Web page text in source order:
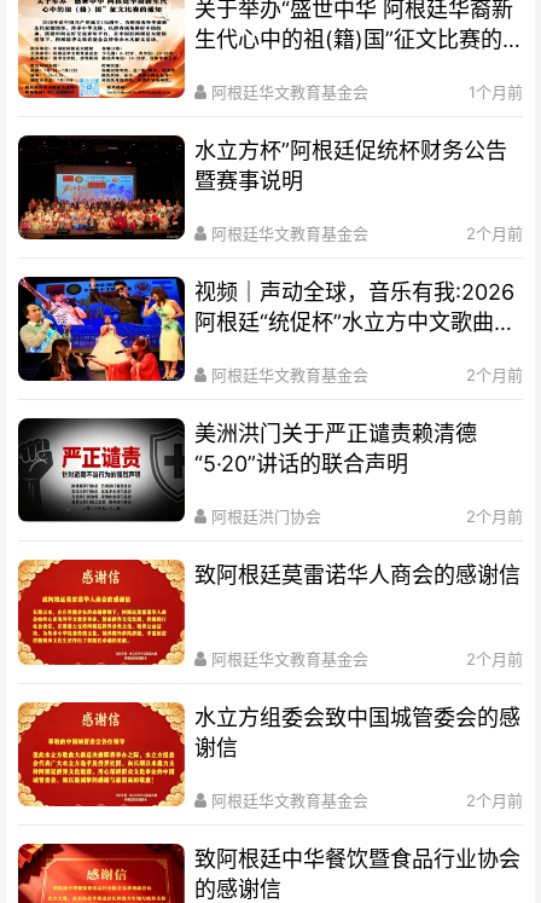
关于举办“盛世中华 阿根廷华裔新
生代心中的祖(籍)国”征文比赛的
阿根廷华文教育基金会 1个月前
水立方杯”阿根廷促统杯财务公告
暨赛事说明
阿根廷华文教育基金会 2个月前
视频｜声动全球，音乐有我:2026
阿根廷“统促杯”水立方中文歌曲大
阿根廷华文教育基金会 2个月前
美洲洪门关于严正谴责赖清德
“5·20”讲话的联合声明
阿根廷洪门协会 2个月前
致阿根廷莫雷诺华人商会的感谢信
阿根廷华文教育基金会 2个月前
水立方组委会致中国城管委会的感
谢信
阿根廷华文教育基金会 2个月前
致阿根廷中华餐饮暨食品行业协会
的感谢信